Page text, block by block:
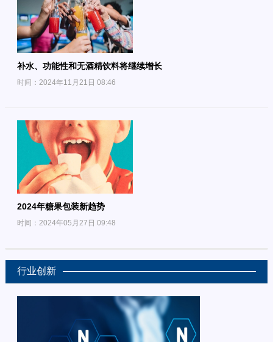
补水、功能性和无酒精饮料将继续增长
时间：2024年11月21日 08:46
2024年糖果包装新趋势
时间：2024年05月27日 09:48
行业创新